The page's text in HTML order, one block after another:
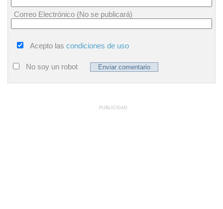
Correo Electrónico (No se publicará)
Acepto las condiciones de uso
No soy un robot
PUBLICIDAD